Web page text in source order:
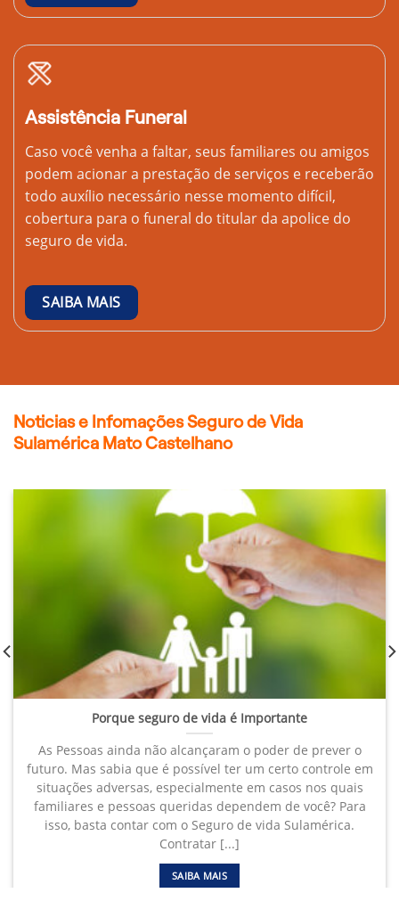
Assistência Funeral
Caso você venha a faltar, seus familiares ou amigos
podem acionar a prestação de serviços e receberão
todo auxílio necessário nesse momento difícil,
cobertura para o funeral do titular da apolice do
seguro de vida.
SAIBA MAIS
Noticias e Infomações Seguro de Vida
Sulamérica Mato Castelhano
Porque seguro de vida é Importante
As Pessoas ainda não alcançaram o poder de prever o
futuro. Mas sabia que é possível ter um certo controle em
situações adversas, especialmente em casos nos quais
familiares e pessoas queridas dependem de você? Para
isso, basta contar com o Seguro de vida Sulamérica.
Contratar [...]
SAIBA MAIS